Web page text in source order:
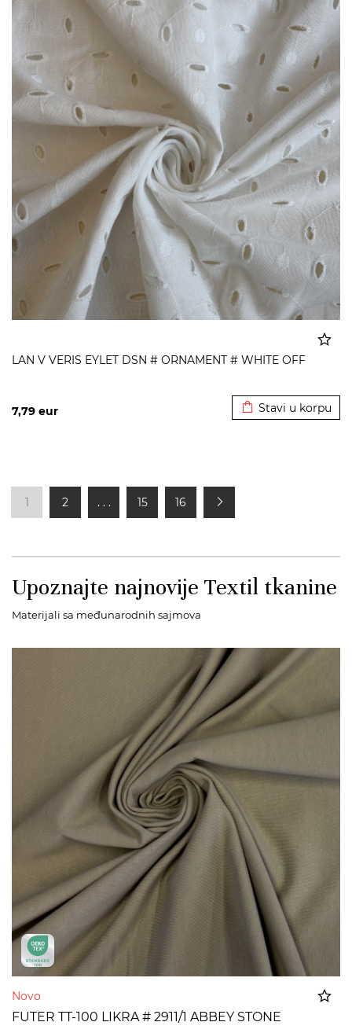
LAN V VERIS EYLET DSN # ORNAMENT # WHITE OFF
7,79 eur Stavi u korpu
1 2 . . . 15 16
Upoznajte najnovije Textil tkanine
Materijali sa međunarodnih sajmova
Novo
FUTER TT-100 LIKRA # 2911/1 ABBEY STONE